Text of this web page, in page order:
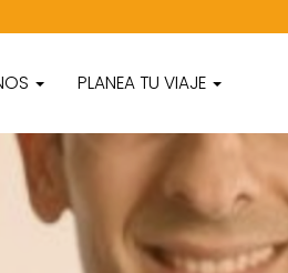
PLANEA TU VIAJE